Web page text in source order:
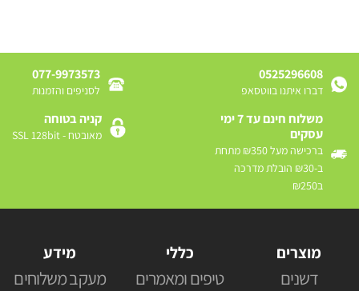
0525296608
דברו איתנו בווטסאפ
077-9973573
לסניפים והזמנות
משלוח חינם עד 7 ימי
עסקים
ברכישה מעל ₪350 מתחת
ב-₪30 הובלת מדרכה
ב₪250
קניה בטוחה
מאובטח - SSL 128bit
מוצרים
דשנים
כללי
טיפים ומאמרים
מידע
מעקב משלוחים